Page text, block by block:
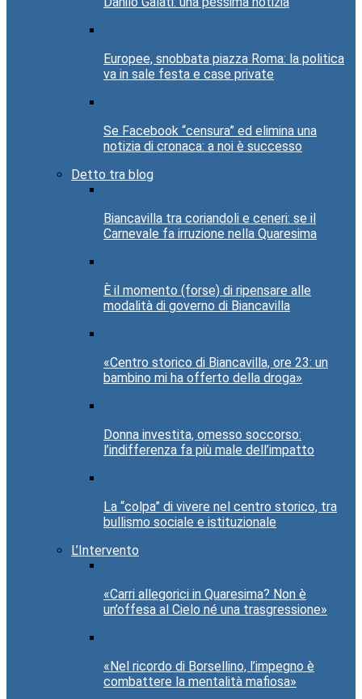
Europee, snobbata piazza Roma: la politica
va in sale festa e case private
Se Facebook “censura” ed elimina una
notizia di cronaca: a noi è successo
Detto tra blog
Biancavilla tra coriandoli e ceneri: se il
Carnevale fa irruzione nella Quaresima
È il momento (forse) di ripensare alle
modalità di governo di Biancavilla
«Centro storico di Biancavilla, ore 23: un
bambino mi ha offerto della droga»
Donna investita, omesso soccorso:
l’indifferenza fa più male dell’impatto
La “colpa” di vivere nel centro storico, tra
bullismo sociale e istituzionale
L’Intervento
«Carri allegorici in Quaresima? Non è
un’offesa al Cielo né una trasgressione»
«Nel ricordo di Borsellino, l’impegno è
combattere la mentalità mafiosa»